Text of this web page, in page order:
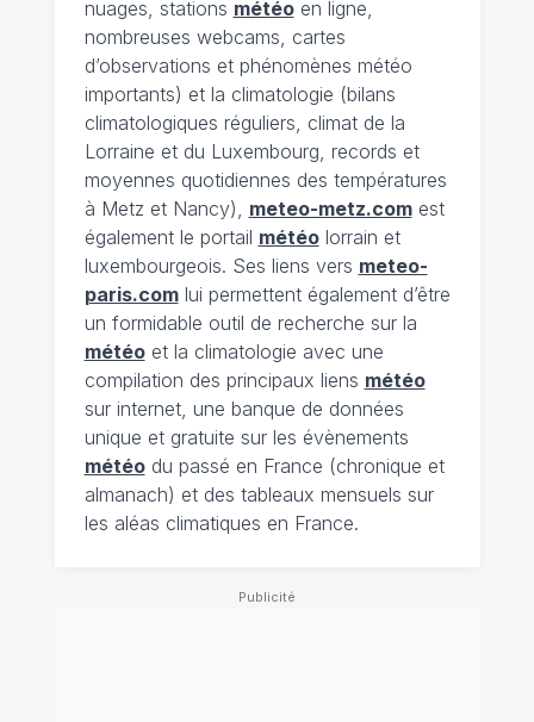
nuages, stations météoen ligne,
nombreuses webcams, cartes
d’observations et phénomènes météo
importants) et la climatologie (bilans
climatologiques réguliers, climat de la
Lorraine et du Luxembourg, records et
moyennes quotidiennes des températures
à Metz et Nancy), meteo-metz.comest
également le portail météolorrain et
luxembourgeois. Ses liens vers meteo-
paris.comlui permettent également d’être
un formidable outil de recherche sur la
météoet la climatologie avec une
compilation des principaux liens météo
sur internet, une banque de données
unique et gratuite sur les évènements
météodu passé en France (chronique et
almanach) et des tableaux mensuels sur
les aléas climatiques en France.